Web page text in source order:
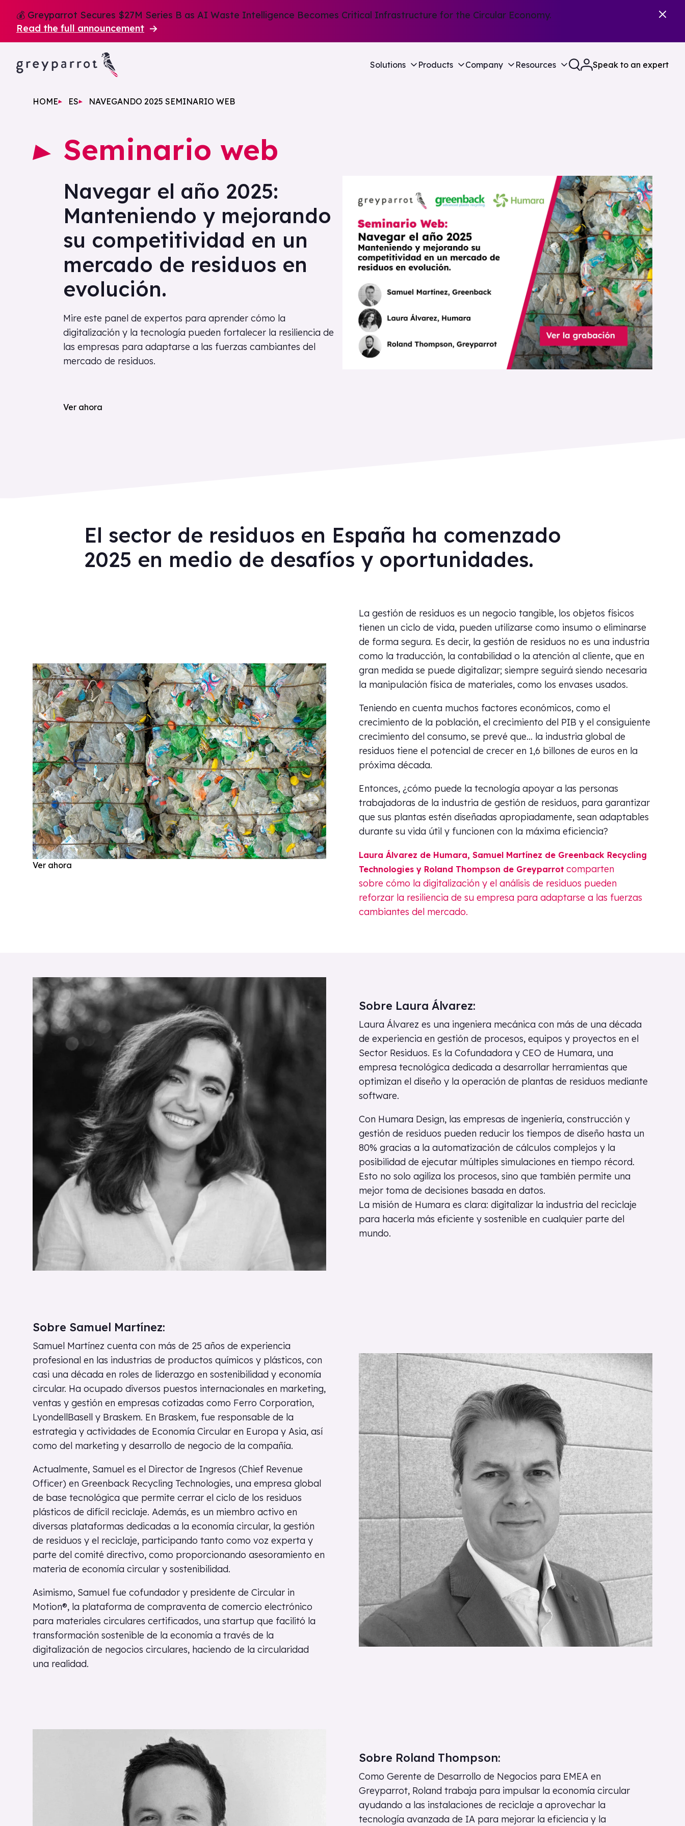
💰 Greyparrot Secures $27M Series B as AI Waste Intelligence Becomes Critical Infrastructure for the Circular Economy.
Read the full announcement
Solutions Products Company Resources Speak to an expert
HOME ES NAVEGANDO 2025 SEMINARIO WEB
Seminario web
Navegar el año 2025:
Manteniendo y mejorando
su competitividad en un
mercado de residuos en
evolución.
Mire este panel de expertos para aprender cómo la
digitalización y la tecnología pueden fortalecer la resiliencia de
las empresas para adaptarse a las fuerzas cambiantes del
mercado de residuos.
Ver ahora
El sector de residuos en España ha comenzado
2025 en medio de desafíos y oportunidades.
Ver ahora
La gestión de residuos es un negocio tangible, los objetos físicos
tienen un ciclo de vida, pueden utilizarse como insumo o eliminarse
de forma segura. Es decir, la gestión de residuos no es una industria
como la traducción, la contabilidad o la atención al cliente, que en
gran medida se puede digitalizar; siempre seguirá siendo necesaria
la manipulación física de materiales, como los envases usados.
Teniendo en cuenta muchos factores económicos, como el
crecimiento de la población, el crecimiento del PIB y el consiguiente
crecimiento del consumo, se prevé que… la industria global de
residuos tiene el potencial de crecer en 1,6 billones de euros en la
próxima década.
Entonces, ¿cómo puede la tecnología apoyar a las personas
trabajadoras de la industria de gestión de residuos, para garantizar
que sus plantas estén diseñadas apropiadamente, sean adaptables
durante su vida útil y funcionen con la máxima eficiencia?
Laura Álvarez de Humara, Samuel Martínez de Greenback Recycling
Technologies y Roland Thompson de Greyparrot comparten
sobre cómo la digitalización y el análisis de residuos pueden
reforzar la resiliencia de su empresa para adaptarse a las fuerzas
cambiantes del mercado.
Sobre Laura Álvarez:
Laura Álvarez es una ingeniera mecánica con más de una década
de experiencia en gestión de procesos, equipos y proyectos en el
Sector Residuos. Es la Cofundadora y CEO de Humara, una
empresa tecnológica dedicada a desarrollar herramientas que
optimizan el diseño y la operación de plantas de residuos mediante
software.
Con Humara Design, las empresas de ingeniería, construcción y
gestión de residuos pueden reducir los tiempos de diseño hasta un
80% gracias a la automatización de cálculos complejos y la
posibilidad de ejecutar múltiples simulaciones en tiempo récord.
Esto no solo agiliza los procesos, sino que también permite una
mejor toma de decisiones basada en datos.
La misión de Humara es clara: digitalizar la industria del reciclaje
para hacerla más eficiente y sostenible en cualquier parte del
mundo.
Sobre Samuel Martínez:
Samuel Martínez cuenta con más de 25 años de experiencia
profesional en las industrias de productos químicos y plásticos, con
casi una década en roles de liderazgo en sostenibilidad y economía
circular. Ha ocupado diversos puestos internacionales en marketing,
ventas y gestión en empresas cotizadas como Ferro Corporation,
LyondellBasell y Braskem. En Braskem, fue responsable de la
estrategia y actividades de Economía Circular en Europa y Asia, así
como del marketing y desarrollo de negocio de la compañía.
Actualmente, Samuel es el Director de Ingresos (Chief Revenue
Officer) en Greenback Recycling Technologies, una empresa global
de base tecnológica que permite cerrar el ciclo de los residuos
plásticos de difícil reciclaje. Además, es un miembro activo en
diversas plataformas dedicadas a la economía circular, la gestión
de residuos y el reciclaje, participando tanto como voz experta y
parte del comité directivo, como proporcionando asesoramiento en
materia de economía circular y sostenibilidad.
Asimismo, Samuel fue cofundador y presidente de Circular in
Motion®, la plataforma de compraventa de comercio electrónico
para materiales circulares certificados, una startup que facilitó la
transformación sostenible de la economía a través de la
digitalización de negocios circulares, haciendo de la circularidad
una realidad.
Sobre Roland Thompson:
Como Gerente de Desarrollo de Negocios para EMEA en
Greyparrot, Roland trabaja para impulsar la economía circular
ayudando a las instalaciones de reciclaje a aprovechar la
tecnología avanzada de IA para mejorar la eficiencia y la